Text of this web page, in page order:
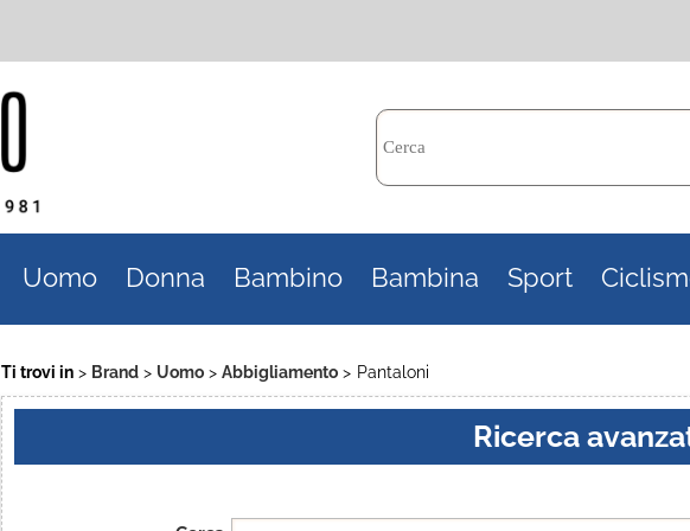
il
Uomo Donna Bambino Bambina Sport
Ti trovi in Brand Uomo Abbigliamento Pantaloni
Ricerca